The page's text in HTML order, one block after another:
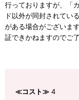
行っておりますが、「
ド以外が同封されてい
がある場合がございま
証できかねますのでご
≪コスト≫ 4